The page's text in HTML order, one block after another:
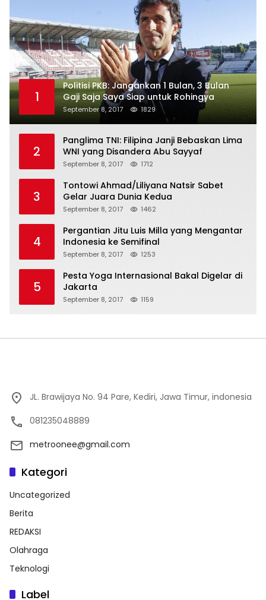
1
Politisi PKB: Jangankan 1 Bulan, 3 Bulan
Gaji Saja Saya Siap untuk Rohingya
September 8, 2017 1829
2
Panglima TNI: Filipina Janji Bebaskan Lima
WNI yang Disandera Abu Sayyaf
September 8, 2017 1712
3
Tontowi Ahmad/Liliyana Natsir Sabet
Gelar Juara Dunia Kedua
September 8, 2017 1462
4
Pergantian Jitu Luis Milla yang Mengantar
Indonesia ke Semifinal
September 8, 2017 1253
5
Pesta Yoga Internasional Bakal Digelar di
Jakarta
September 8, 2017 1159
JL. Brawijaya No. 94 Pare, Kediri, Jawa Timur, indonesia
081235048889
metroonee@gmail.com
Kategori
Uncategorized
Berita
REDAKSI
Olahraga
Teknologi
Label